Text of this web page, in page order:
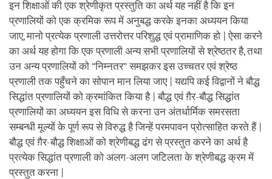
इन शिक्षाओं की एक श्रेणीकृत प्रस्तुति का अर्थ यह नहीं है कि इन
प्रणालियों को एक क्रमिक रूप में अनुबद्ध करके इनका अध्ययन किया
जाए, मानो प्रत्येक प्रणाली उत्तरोत्तर परिशुद्ध एवं प्रामाणिक हो | ऐसा करने
का अर्थ यह होगा कि एक प्रणाली अन्य सभी प्रणालियों से श्रेष्ठतर है, तथा
उन अन्य प्रणालियों को “निम्नतर” समझकर इस उच्चतर एवं श्रेष्ठ
प्रणाली तक पहुँचने का सोपान मान लिया जाए | यद्यपि कई विद्वानों ने बौद्ध
सिद्धांत प्रणालियों को क्रमांकित किया है | बौद्ध एवं ग़ैर-बौद्ध सिद्धांत
प्रणालियों का अध्ययन इस विधि से करना उन अंतर्धार्मिक समरसता
सम्बन्धी मूल्यों के पूर्ण रूप से विरुद्ध है जिन्हें परमपावन प्रोत्साहित करते हैं |
बौद्ध एवं ग़ैर-बौद्ध शिक्षाओं को श्रेणीबद्ध ढंग से प्रस्तुत करने का अर्थ है
प्रत्येक सिद्धांत प्रणाली को अलग-अलग जटिलता के श्रेणीबद्ध क्रम में
प्रस्तुत करना |